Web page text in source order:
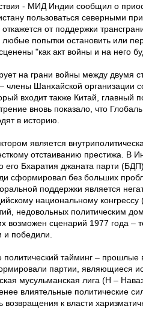
- МИД Индии сообщил о
пользоваться северными
от поддержки
любые попытки остановить или
"как акт войны и на него
на грани войны между
члены Шанхайской организации
входит также Китай, главный
вновь показало, что
в историю.
является
отстаиванию престижа. В
его Бхаратия джаната парти
сформировал без больших
поддержки является
национальному
недовольных политическим
возможен сценарий 1977 года –
победили.
политический тайминг –
партии, являющиеся
мусульманская лига (Н –
влиятельные политические
возвращения к власти